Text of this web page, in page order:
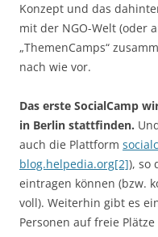
Konzept und das
mit der NGO-Welt (oder
„ThemenCamps“
nach wie vor.
Das erste SocialCamp
in Berlin stattfinden.
auch die Plattform
blog.helpedia.org[2]), so
eintragen können (bzw.
voll). Weiterhin gibt es
Personen auf freie